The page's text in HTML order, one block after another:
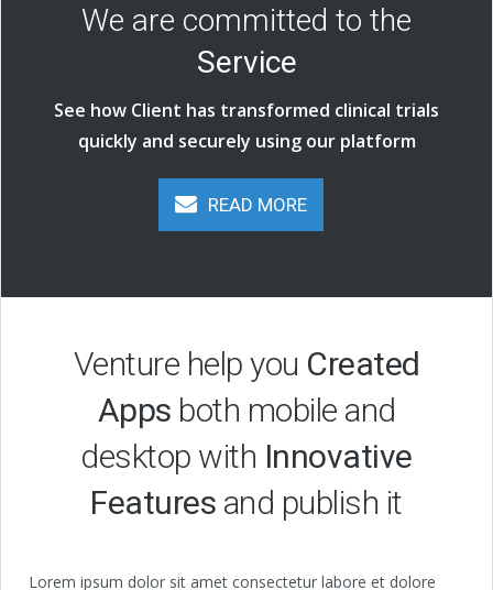
We are committed to the
Service
See how Client has transformed clinical trials
quickly and securely using our platform
READ MORE
Venture help you Created
Apps both mobile and
desktop with Innovative
Features and publish it
Lorem ipsum dolor sit amet consectetur labore et dolore